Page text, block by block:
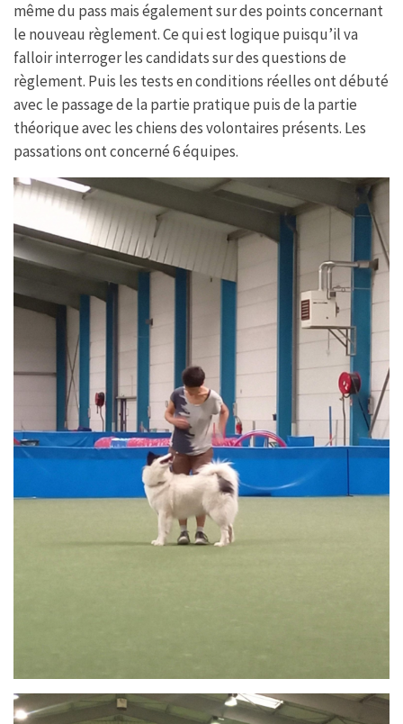
même du pass mais également sur des points concernant
le nouveau règlement. Ce qui est logique puisqu’il va
falloir interroger les candidats sur des questions de
règlement. Puis les tests en conditions réelles ont débuté
avec le passage de la partie pratique puis de la partie
théorique avec les chiens des volontaires présents. Les
passations ont concerné 6 équipes.